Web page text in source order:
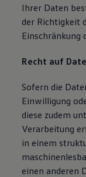
Ihrer Daten
der Richtigkeit
Einschränkung
Recht auf
Sofern die
Einwilligung
diese zudem
Verarbeitung
in einem
einen anderen